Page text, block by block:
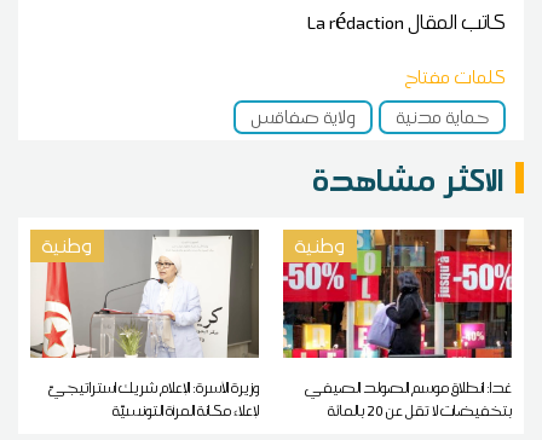
كاتب المقالLa rédaction
كلمات مفتاح
حماية مدنية
ولاية صفاقس
الاكثر مشاهدة
وطنية
غدا: انطلاق موسم الصولد الصيفي
بتخفيضات لا تقل عن 20 بالمائة
وطنية
وزيرة الأسرة: الإعلام شريك استراتيجيّ
لإعلاء مكانة المرأة التونسيّة